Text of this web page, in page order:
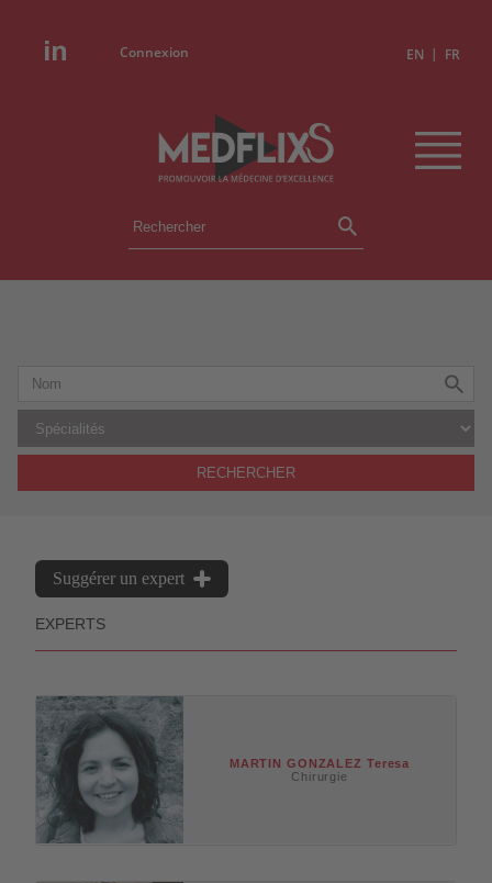
Connexion EN | FR
ÉVÉNEMENTS
CONGRÈS EN RÉSUMÉ
RECHERCHER
EXPERTS
Suggérer un expert
MARTIN GONZALEZ Teresa
Chirurgie